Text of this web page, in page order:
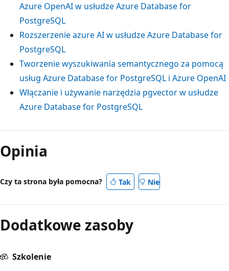
Azure OpenAI w usłudze Azure Database for
PostgreSQL
Rozszerzenie azure AI w usłudze Azure Database for
PostgreSQL
Tworzenie wyszukiwania semantycznego za pomocą
usług Azure Database for PostgreSQL i Azure OpenAI
Włączanie i używanie narzędzia pgvector w usłudze
Azure Database for PostgreSQL
Opinia
Czy ta strona była pomocna? Tak Nie
Dodatkowe zasoby
Szkolenie